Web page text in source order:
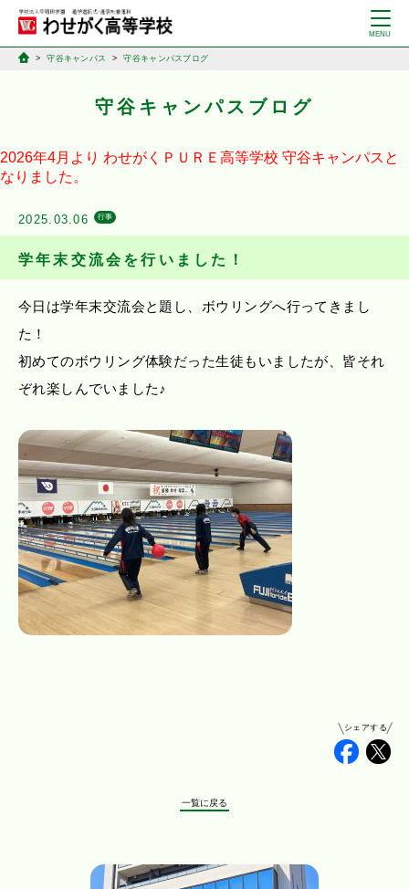
守谷キャンパス 守谷キャンパスブログ
守谷キャンパスブログ
2026年4月より わせがくＰＵＲＥ高等学校 守谷キャンパスと
なりました。
2025.03.06 行事
学年末交流会を行いました！
今日は学年末交流会と題し、ボウリングへ行ってきまし
た！
初めてのボウリング体験だった生徒もいましたが、皆それ
ぞれ楽しんでいました♪
シェアする
一覧に戻る